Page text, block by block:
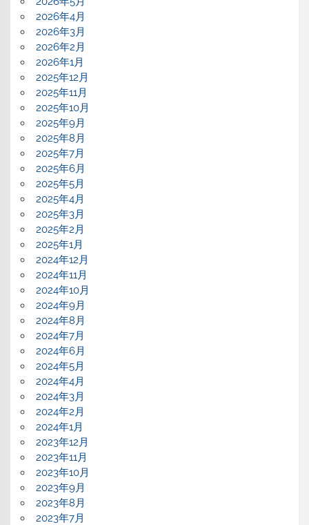
2026年4月
2026年3月
2026年2月
2026年1月
2025年12月
2025年11月
2025年10月
2025年9月
2025年8月
2025年7月
2025年6月
2025年5月
2025年4月
2025年3月
2025年2月
2025年1月
2024年12月
2024年11月
2024年10月
2024年9月
2024年8月
2024年7月
2024年6月
2024年5月
2024年4月
2024年3月
2024年2月
2024年1月
2023年12月
2023年11月
2023年10月
2023年9月
2023年8月
2023年7月